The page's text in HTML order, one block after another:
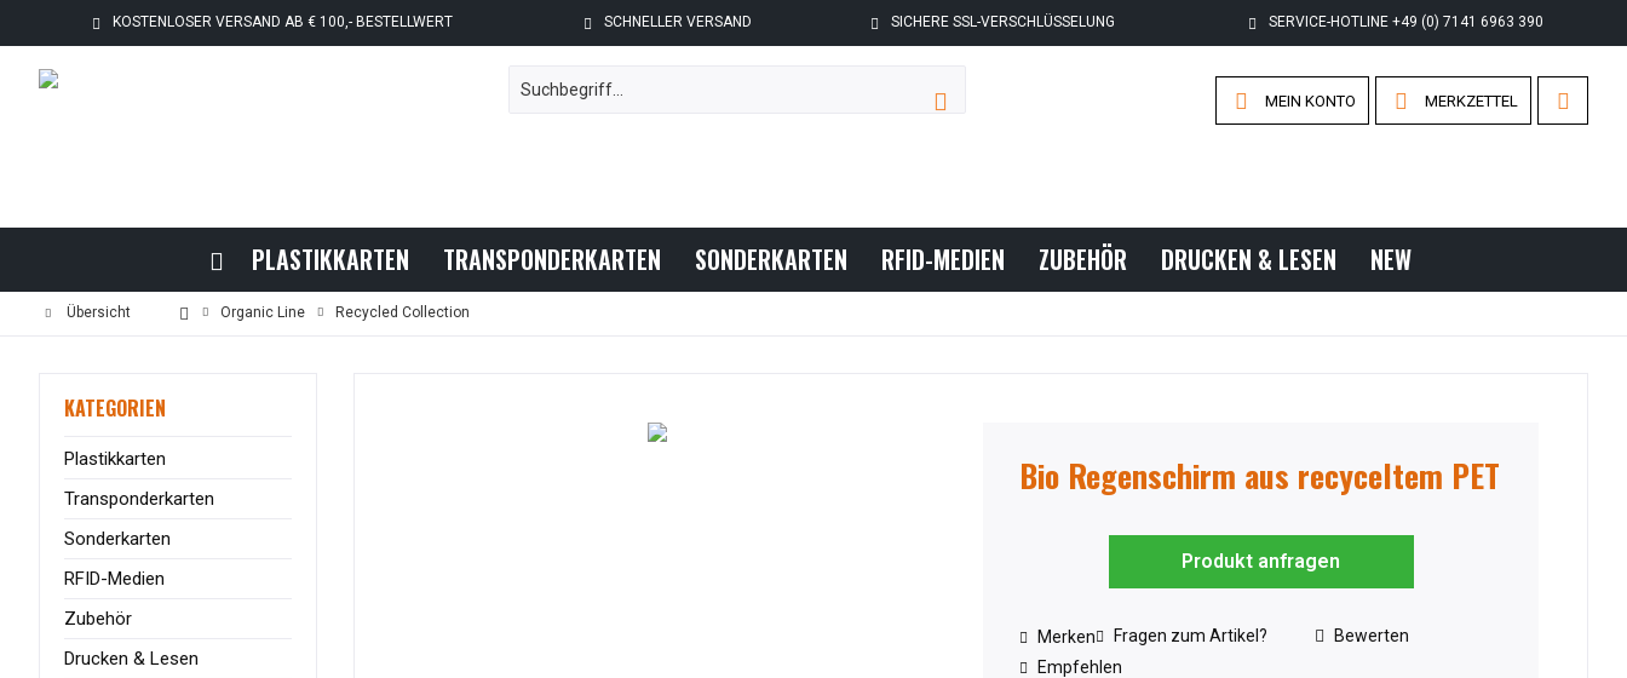
KOSTENLOSER VERSAND AB € 100,- BESTELLWERT SCHNELLER VERSAND SICHERE SSL-VERSCHLÜSSELUNG SERVICE-HOTLINE +49 (0) 7141 6963 390
MERKZETTEL
MEIN KONTO
PLASTIKKARTEN TRANSPONDERKARTEN SONDERKARTEN RFID-MEDIEN ZUBEHÖR DRUCKEN & LESEN NEW
Übersicht Organic Line Recycled Collection
KATEGORIEN
Plastikkarten
Transponderkarten
Sonderkarten
RFID-Medien
Zubehör
Drucken & Lesen
Bio Regenschirm aus recyceltem PET
Produkt anfragen
Merken Fragen zum Artikel?
Bewerten
Empfehlen